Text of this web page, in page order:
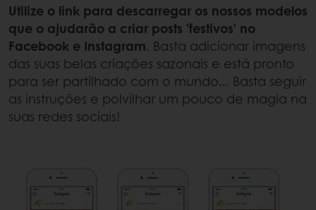
Utilize o link para descarregar os nossos modelos
que o ajudarão a criar posts 'festivos' no
Facebook e Instagram. Basta adicionar imagens
das suas belas criações sazonais e está pronto
para ser partilhado com o mundo... Basta seguir
as instruções e polvilhar um pouco de magia na
suas redes sociais!